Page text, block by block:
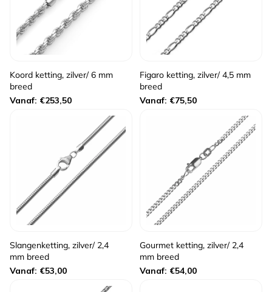
Koord ketting, zilver/ 6 mm
breed
Normale
Vanaf: €253,50
Figaro ketting, zilver/ 4,5 mm
breed
Normale
Vanaf: €75,50
Slangenketting, zilver/ 2,4
mm breed
Normale
Vanaf: €53,00
Gourmet ketting, zilver/ 2,4
mm breed
Normale
Vanaf: €54,00